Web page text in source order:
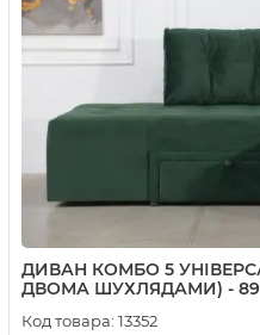
ДИВАН КОМБО 5
ДВОМА ШУХЛЯДАМИ) - 89
Код товара: 13352